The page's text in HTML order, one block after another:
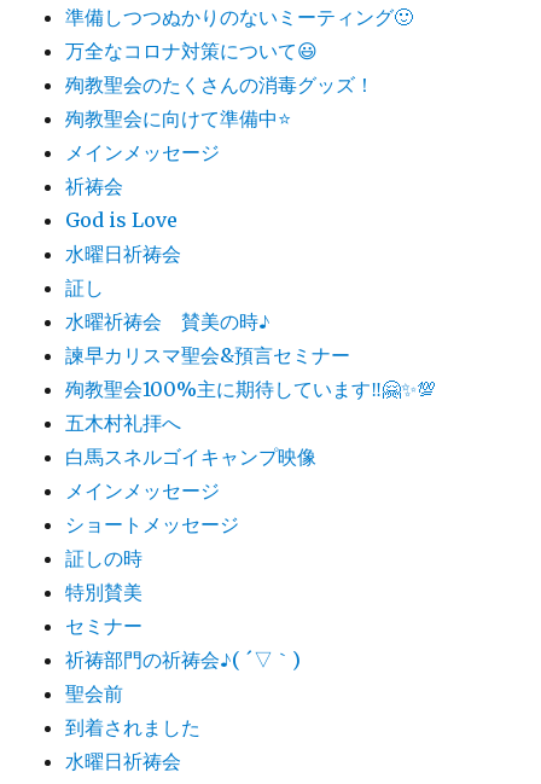
準備しつつぬかりのないミーティング🙂
万全なコロナ対策について😃
殉教聖会のたくさんの消毒グッズ！
殉教聖会に向けて準備中⭐️
メインメッセージ
祈祷会
God is Love
水曜日祈祷会
証し
水曜祈祷会 賛美の時♪
諫早カリスマ聖会&預言セミナー
殉教聖会100%主に期待しています‼️🤗✨💯
五木村礼拝へ
白馬スネルゴイキャンプ映像
メインメッセージ
ショートメッセージ
証しの時
特別賛美
セミナー
祈祷部門の祈祷会♪( ´▽｀)
聖会前
到着されました
水曜日祈祷会